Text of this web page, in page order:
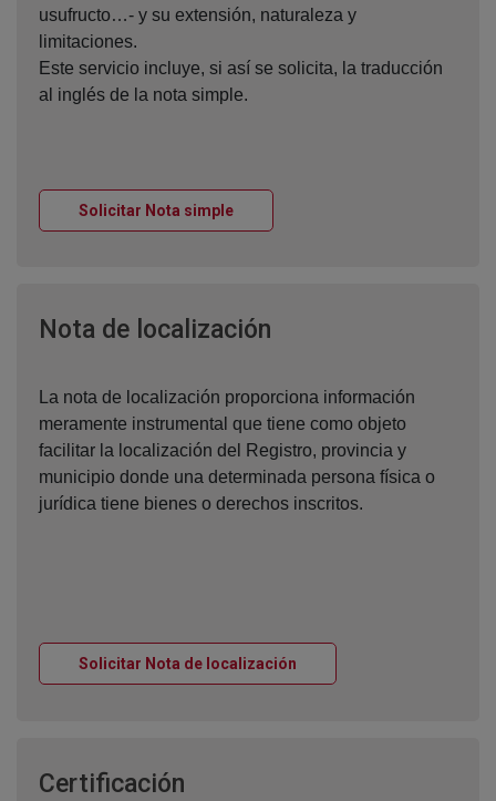
usufructo…- y su extensión, naturaleza y
limitaciones.
Este servicio incluye, si así se solicita, la traducción
al inglés de la nota simple.
Solicitar Nota simpleVentana nueva
Nota de localización
La nota de localización proporciona información
meramente instrumental que tiene como objeto
facilitar la localización del Registro, provincia y
municipio donde una determinada persona física o
jurídica tiene bienes o derechos inscritos.
Solicitar Nota de localización
Certificación